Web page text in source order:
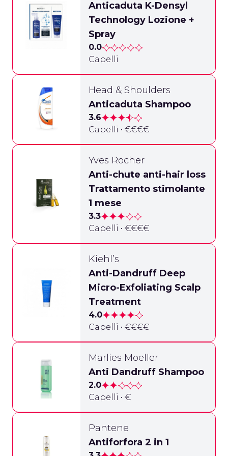
Anticaduta K-Densyl
Technology Lozione +
Spray
0.0
Capelli
Head & Shoulders
Anticaduta Shampoo
3.6
Capelli • €€€€
Yves Rocher
Anti-chute anti-hair loss
Trattamento stimolante
1 mese
3.3
Capelli • €€€€
Kiehl’s
Anti-Dandruff Deep
Micro-Exfoliating Scalp
Treatment
4.0
Capelli • €€€€
Marlies Moeller
Anti Dandruff Shampoo
2.0
Capelli • €
Pantene
Antiforfora 2 in 1